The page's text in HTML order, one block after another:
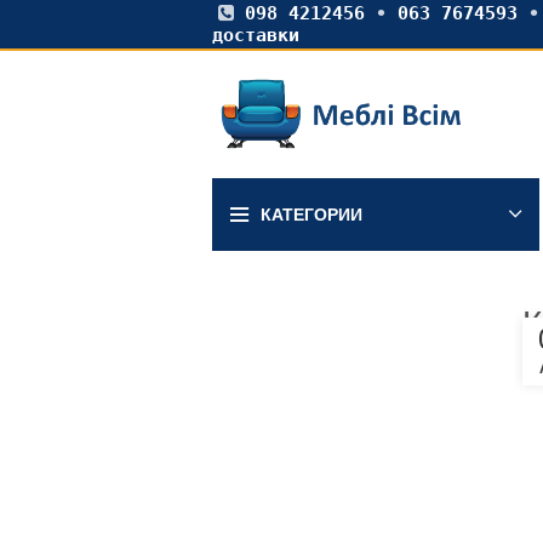
098 4212456• 063 7674593
доставки
КАТЕГОРИИ